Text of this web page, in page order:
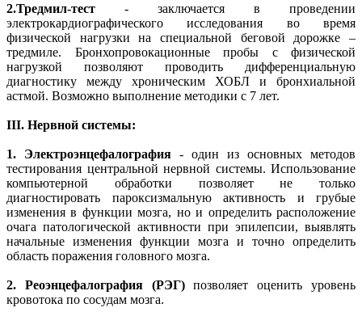
2.Тредмил-тест - заключается в проведении
электрокардиографического исследования во время
физической нагрузки на специальной беговой дорожке –
тредмиле. Бронхопровокационные пробы с физической
нагрузкой позволяют проводить дифференциальную
диагностику между хроническим ХОБЛ и бронхиальной
астмой. Возможно выполнение методики с 7 лет.
III. Нервной системы:
1. Электроэнцефалография - один из основных методов
тестирования центральной нервной системы. Использование
компьютерной обработки позволяет не только
диагностировать пароксизмальную активность и грубые
изменения в функции мозга, но и определить расположение
очага патологической активности при эпилепсии, выявлять
начальные изменения функции мозга и точно определить
область поражения головного мозга.
2. Реоэнцефалография (РЭГ)позволяет оценить уровень
кровотока по сосудам мозга.